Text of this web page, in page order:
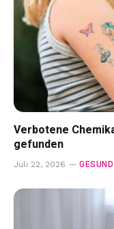
Verbotene
gefunden
Juli 22, 2026